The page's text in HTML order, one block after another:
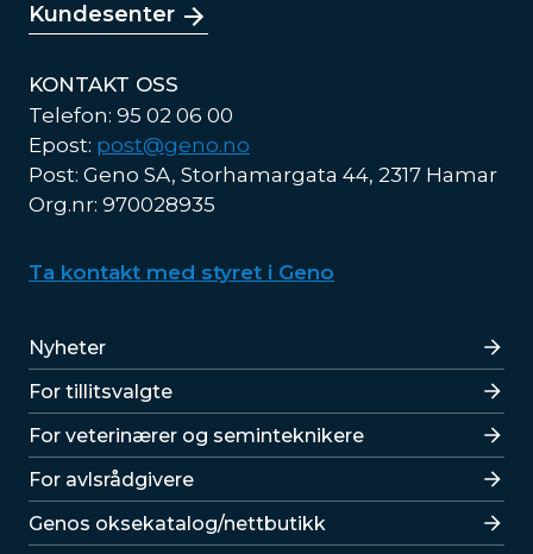
Kundesenter
KONTAKT OSS
Telefon: 95 02 06 00
Epost: post@geno.no
Post: Geno SA, Storhamargata 44, 2317 Hamar
Org.nr: 970028935
Ta kontakt med styret i Geno
Lenker
Nyheter
For tillitsvalgte
For veterinærer og seminteknikere
For avlsrådgivere
Lenker
Genos oksekatalog/nettbutikk